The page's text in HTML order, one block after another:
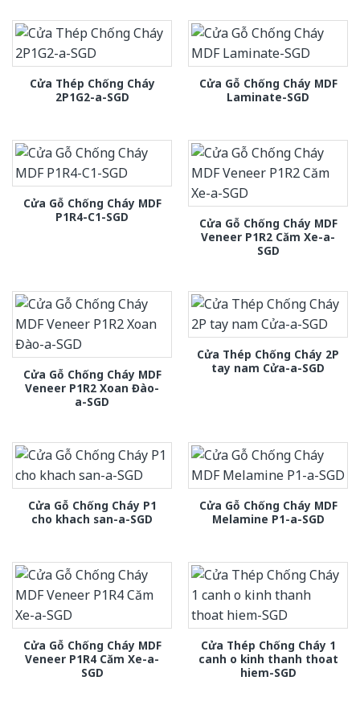
Cửa Thép Chống Cháy
2P1G2-a-SGD
Cửa Gỗ Chống Cháy MDF
Laminate-SGD
Cửa Gỗ Chống Cháy MDF
P1R4-C1-SGD
Cửa Gỗ Chống Cháy MDF
Veneer P1R2 Căm Xe-a-
SGD
Cửa Gỗ Chống Cháy MDF
Veneer P1R2 Xoan Đào-
a-SGD
Cửa Thép Chống Cháy 2P
tay nam Cửa-a-SGD
Cửa Gỗ Chống Cháy P1
cho khach san-a-SGD
Cửa Gỗ Chống Cháy MDF
Melamine P1-a-SGD
Cửa Gỗ Chống Cháy MDF
Veneer P1R4 Căm Xe-a-
SGD
Cửa Thép Chống Cháy 1
canh o kinh thanh thoat
hiem-SGD